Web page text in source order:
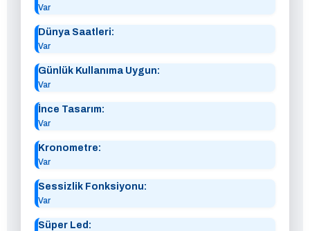
Var
Dünya Saatleri:
Var
Günlük Kullanıma Uygun:
Var
İnce Tasarım:
Var
Kronometre:
Var
Sessizlik Fonksiyonu:
Var
Süper Led: